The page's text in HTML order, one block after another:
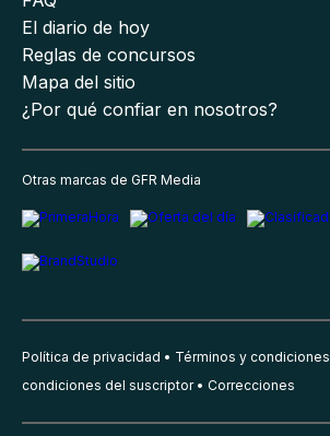
El diario de hoy
Reglas de concursos
Mapa del sitio
¿Por qué confiar en nosotros?
Otras marcas de GFR Media
Política de privacidad Términos y condiciones
condiciones del suscriptor
Correcciones